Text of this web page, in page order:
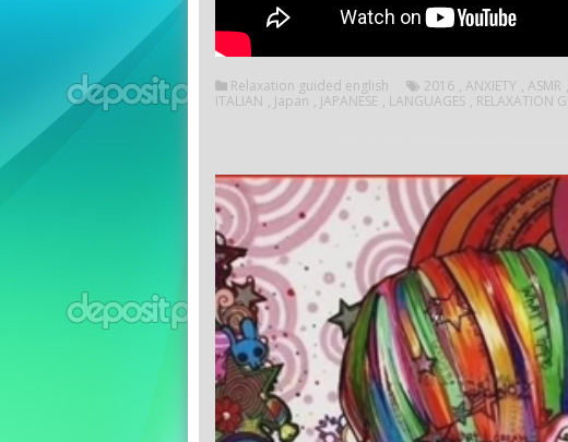
Relaxation guided english 2016 , ANXIETY , ASMR ,
ITALIAN , Japan , JAPANESE , LANGUAGES , RELAXATION